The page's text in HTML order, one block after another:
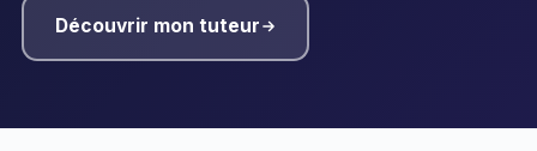
Découvrir mon tuteur